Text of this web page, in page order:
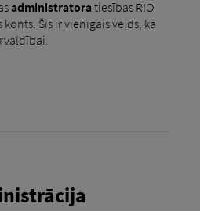
administratoratiesības RIO
Šis ir vienīgais veids, kā